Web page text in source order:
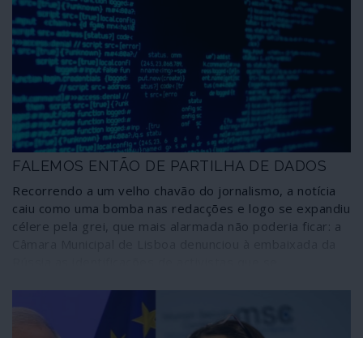
FALEMOS ENTÃO DE PARTILHA DE DADOS
Recorrendo a um velho chavão do jornalismo, a notícia
caiu como uma bomba nas redacções e logo se expandiu
célere pela grei, que mais alarmada não poderia ficar: a
resistência anti-Putin. Como deve ser nestas ocasiões
de extrema gravidade para a nação, o chefe de Estado
tomou as dores da comunidade e em palavras enfáticas